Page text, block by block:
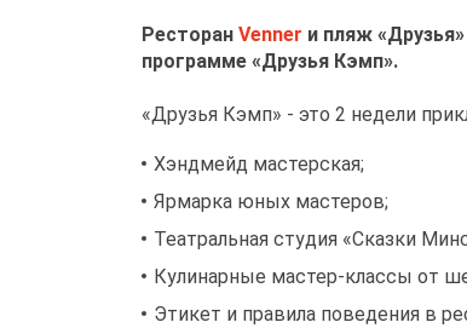
Ресторан Venner и пляж
программе «Друзья Кэмп».
«Друзья Кэмп» - это 2 недели
Хэндмейд мастерская;
Ярмарка юных мастеров;
Театральная студия «Сказки
Кулинарные мастер-классы от
Этикет и правила поведения в